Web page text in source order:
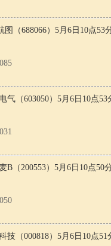
图（688066）5月6日10点53
气（603050）5月6日10点53
B（200553）5月6日10点50
技（000818）5月6日10点51